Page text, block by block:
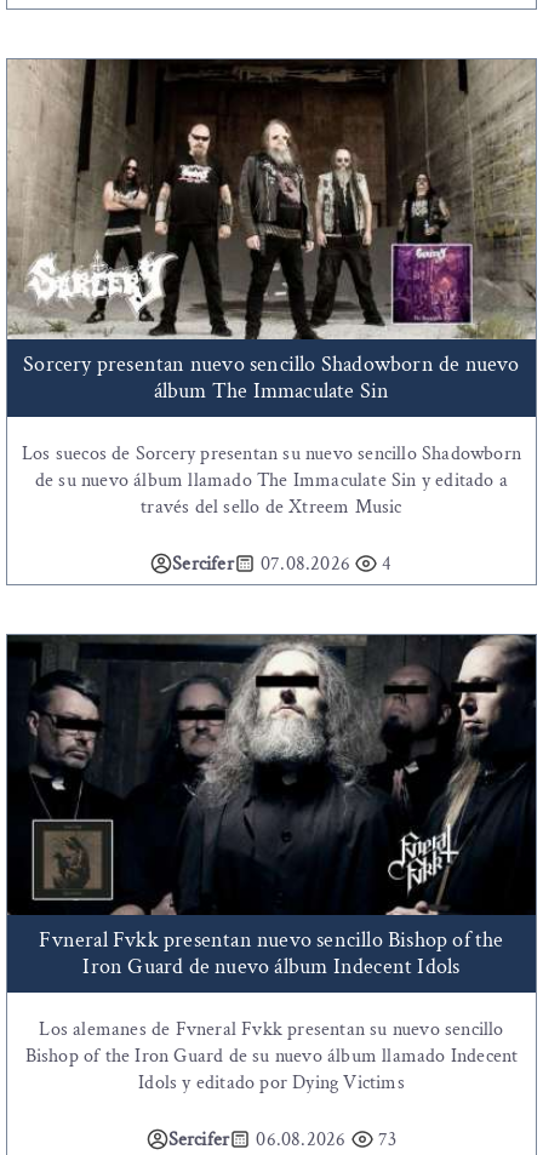
Sorcery presentan nuevo sencillo Shadowborn de nuevo
álbum The Immaculate Sin
Los suecos de Sorcery presentan su nuevo sencillo Shadowborn
de su nuevo álbum llamado The Immaculate Sin y editado a
través del sello de Xtreem Music
Sercifer 07.08.2026 4
Fvneral Fvkk presentan nuevo sencillo Bishop of the
Iron Guard de nuevo álbum Indecent Idols
Los alemanes de Fvneral Fvkk presentan su nuevo sencillo
Bishop of the Iron Guard de su nuevo álbum llamado Indecent
Idols y editado por Dying Victims
Sercifer 06.08.2026 73